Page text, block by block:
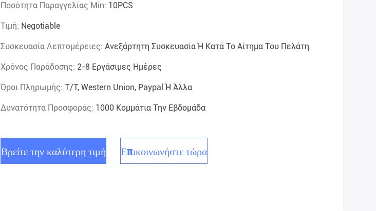
Ποσότητα Παραγγελίας Min: 10PCS
Τιμή: Negotiable
Συσκευασία Λεπτομέρειες: Ανεξάρτητη Συσκευασία Ή Κατά Το Αίτημα Του Πελάτη
Χρόνος Παράδοσης: 2-8 Εργάσιμες Ημέρες
Όροι Πληρωμής: T/T, Western Union, Paypal Ή Άλλα
Δυνατότητα Προσφοράς: 1000 Κομμάτια Την Εβδομάδα
Βρείτε την καλύτερη τιμή Επικοινωνήστε τώρα